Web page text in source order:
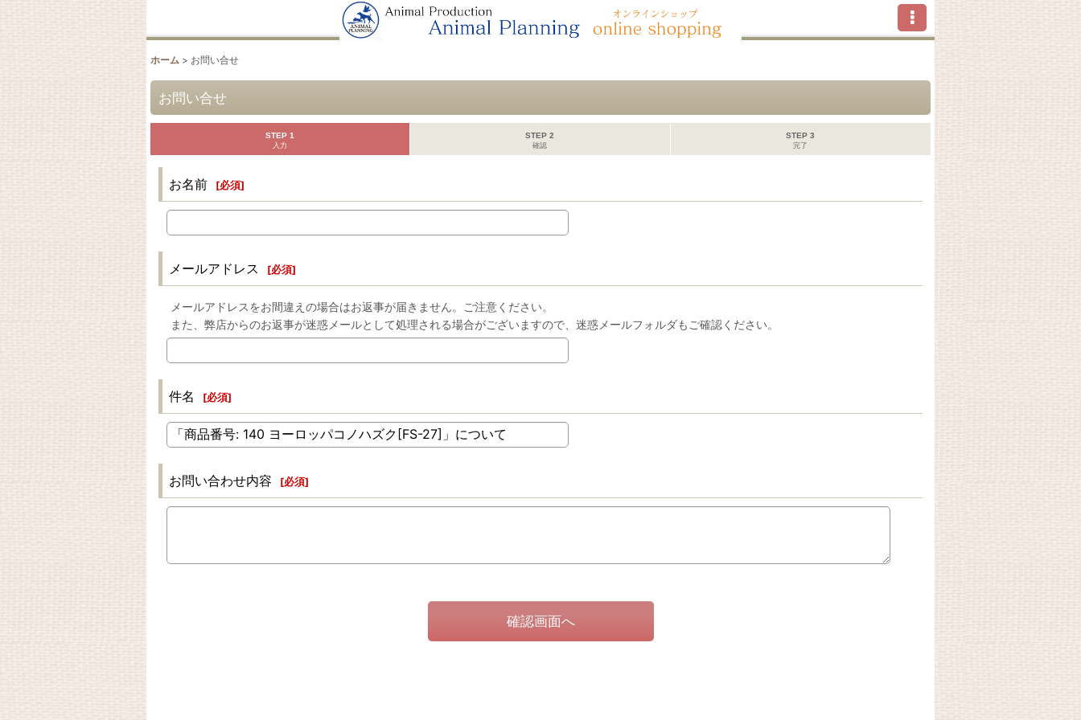
ホーム > お問い合せ
お問い合せ
STEP 1
入力
STEP 2
確認
STEP 3
完了
お名前 [必須]
メールアドレス [必須]
メールアドレスをお間違えの場合はお返事が届きません。ご注意ください。
また、弊店からのお返事が迷惑メールとして処理される場合がございますので、迷惑メールフォルダもご確認ください。
件名 [必須]
お問い合わせ内容 [必須]
確認画面へ